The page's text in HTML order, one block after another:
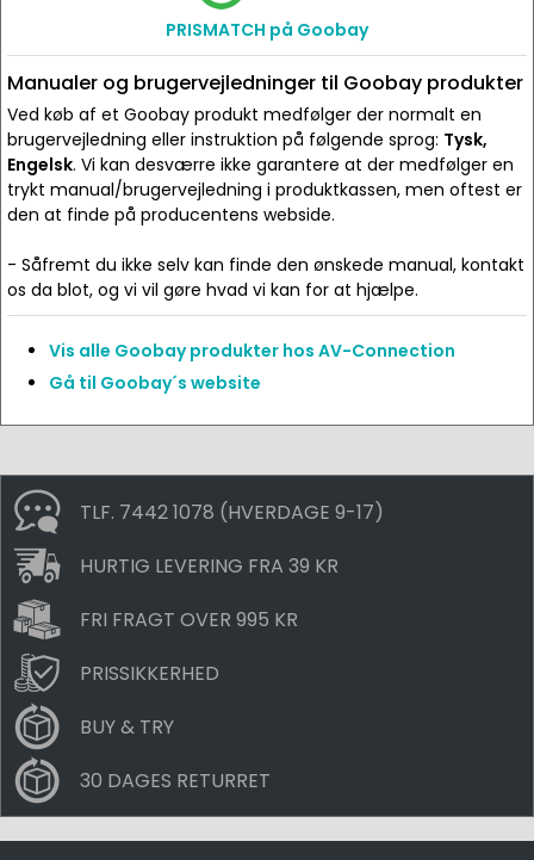
PRISMATCH på Goobay
Manualer og brugervejledninger til Goobay produkter
Ved køb af et Goobay produkt medfølger der normalt en
brugervejledning eller instruktion på følgende sprog: Tysk,
Engelsk. Vi kan desværre ikke garantere at der medfølger en
trykt manual/brugervejledning i produktkassen, men oftest er
den at finde på producentens webside.
- Såfremt du ikke selv kan finde den ønskede manual, kontakt
os da blot, og vi vil gøre hvad vi kan for at hjælpe.
Vis alle Goobay produkter hos AV-Connection
Gå til Goobay´s website
TLF. 7442 1078 (HVERDAGE 9-17)
HURTIG LEVERING FRA 39 KR
FRI FRAGT OVER 995 KR
PRISSIKKERHED
BUY & TRY
30 DAGES RETURRET